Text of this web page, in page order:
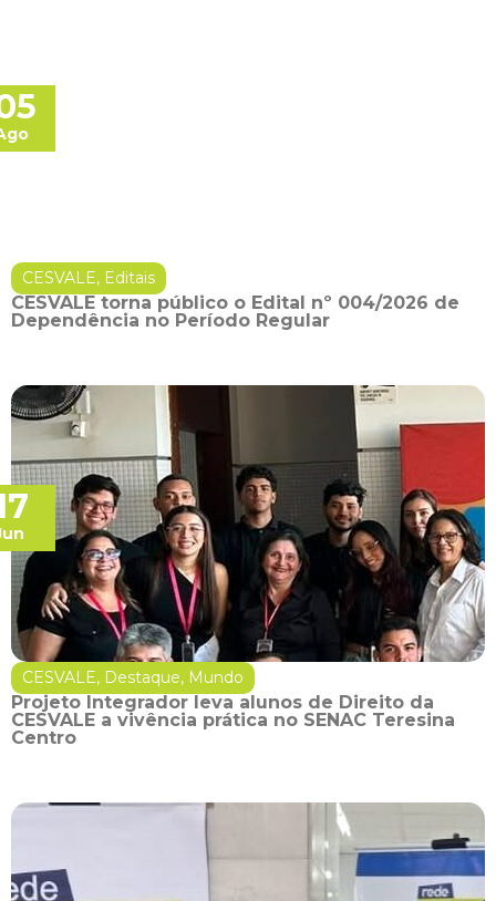
CESVALE, Editais
CESVALE torna público o Edital nº 004/2026 de
Dependência no Período Regular
CESVALE, Destaque, Mundo
Projeto Integrador leva alunos de Direito da
CESVALE a vivência prática no SENAC Teresina
Centro